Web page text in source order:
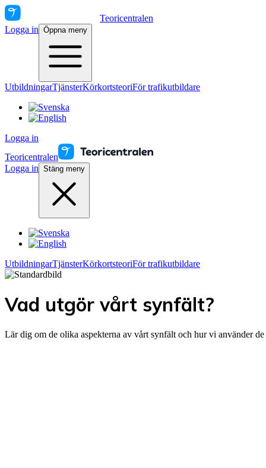
Teoricentralen
Logga in Öppna meny
UtbildningarTjänsterKörkortsteoriFör trafikutbildare
Logga in
Teoricentralen
Logga in Stäng meny
UtbildningarTjänsterKörkortsteoriFör trafikutbildare
Vad utgör vårt synfält?
Lär dig om de olika aspekterna av vårt synfält och hur vi använder